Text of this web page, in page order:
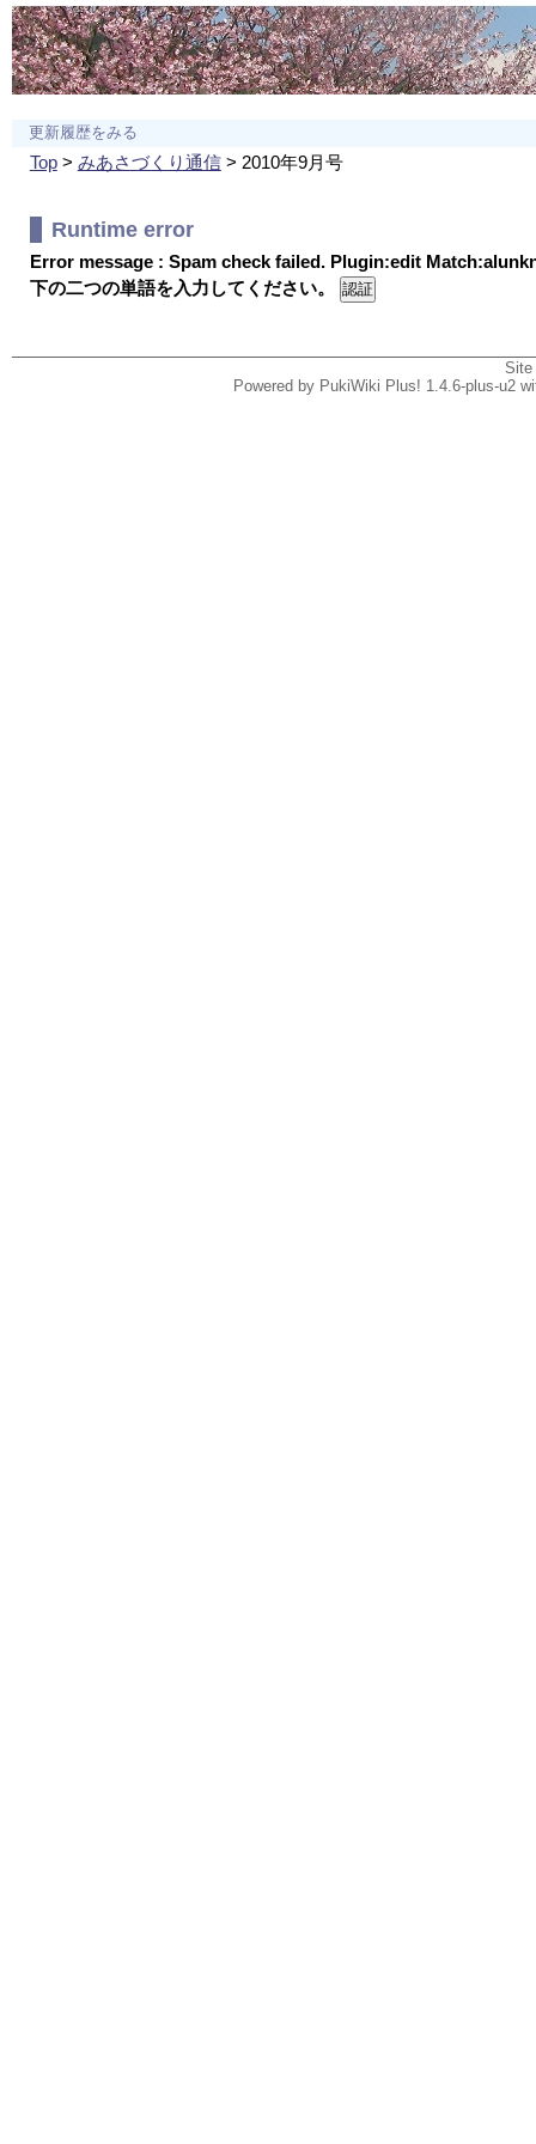
更新履歴をみる
Top> みあさづくり通信> 2010年9月号
Runtime error
Error message : Spam check failed. Plugin:edit
下の二つの単語を入力してください。
Powered by PukiWiki Plus! 1.4.6-plus-u2